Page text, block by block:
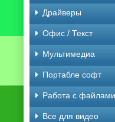
Драйверы
Офис / Текст
Мультимедиа
Портабле софт
Работа с файлами
Все для видео